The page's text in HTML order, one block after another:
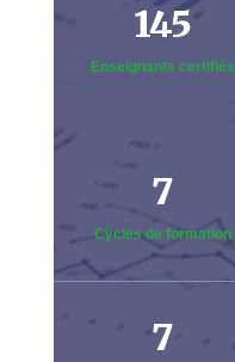
145
Enseignants certifiés
7
Cycles de formation
7